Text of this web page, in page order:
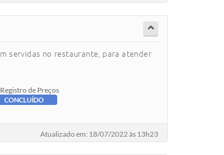
servidas no restaurante, para atender
Registro de Preços
CONCLUÍDO
Atualizado em: 18/07/2022 às 13h23